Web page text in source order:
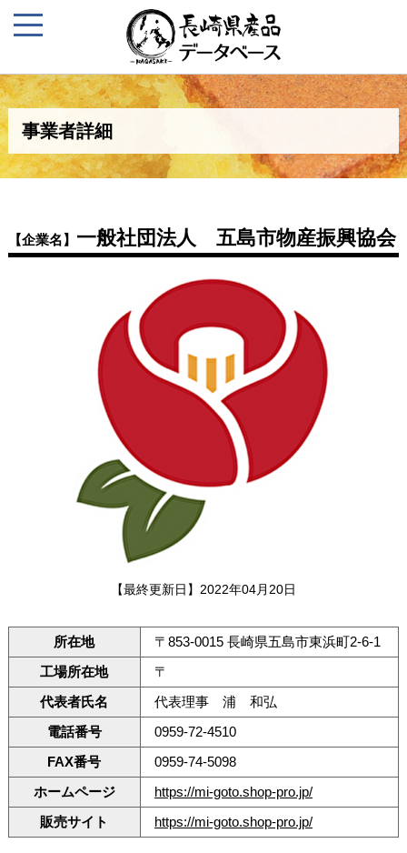
事業者詳細
【企業名】 一般社団法人 五島市物産振興協会
【最終更新日】2022年04月20日
所在地
〒853-0015 長崎県五島市東浜町2-6-1
工場所在地
〒
代表者氏名
代表理事 浦 和弘
電話番号
0959-72-4510
FAX番号
0959-74-5098
ホームページ
https://mi-goto.shop-pro.jp/
販売サイト
https://mi-goto.shop-pro.jp/